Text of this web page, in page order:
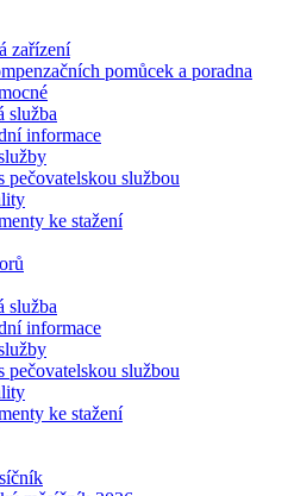
zařízení
pomůcek a poradna
služba
informace
pečovatelskou službou
ke stažení
služba
informace
pečovatelskou službou
ke stažení